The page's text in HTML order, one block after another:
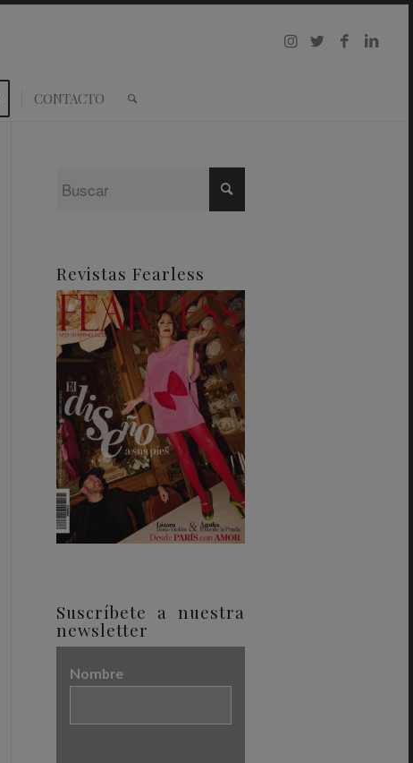
CONTACTO
Revistas Fearless
Suscríbete a nuestra
newsletter
Nombre